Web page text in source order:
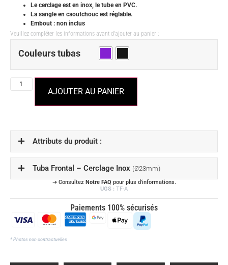
Le cerclage est en inox, le tube en PVC.
La sangle en caoutchouc est réglable.
Embout : non inclus
Veuillez compléter les informations avant d'ajouter au panier :
Couleurs tubas
AJOUTER AU PANIER
Attributs du produit :
Tuba Frontal – Cerclage Inox (Ø23mm)
➔ Consultez Notre FAQ pour plus d'informations.
UGS : TF-A
Paiements 100% sécurisés
* Photos non contractuelles